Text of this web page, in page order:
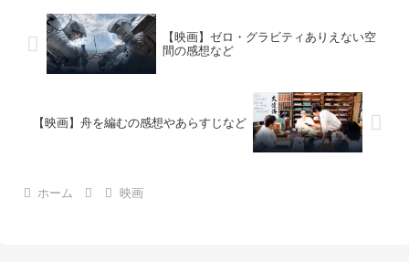
【映画】ゼロ・グラビティありえない空
間の感想など
【映画】舟を編むの感想やあらすじなど
ホーム 映画